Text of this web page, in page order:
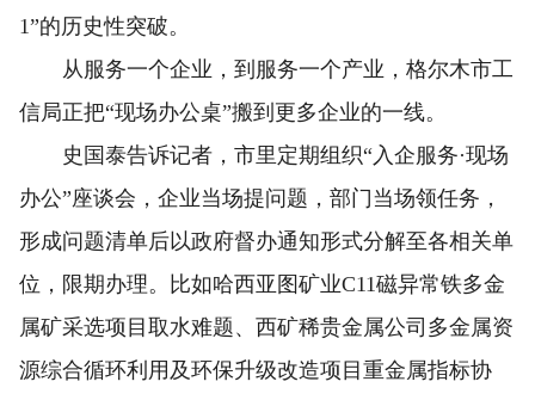
1”的历史性突破。
从服务一个企业，到服务一个产业，格尔木市工
信局正把“现场办公桌”搬到更多企业的一线。
史国泰告诉记者，市里定期组织“入企服务·现场
办公”座谈会，企业当场提问题，部门当场领任务，
形成问题清单后以政府督办通知形式分解至各相关单
位，限期办理。比如哈西亚图矿业C11磁异常铁多金
属矿采选项目取水难题、西矿稀贵金属公司多金属资
源综合循环利用及环保升级改造项目重金属指标协